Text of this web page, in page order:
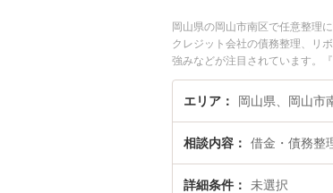
岡山県の岡山市南区で任意整理
クレジット会社の債務整理、リ
強みなどが注目されています。
検索したい』『初回相談無料で
エリア 岡山県、岡山市
相談内容 借金・債務整
詳細条件 未選択